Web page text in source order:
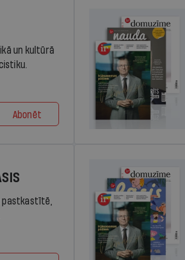
un kultūrā
Abonēt
pastkastītē,